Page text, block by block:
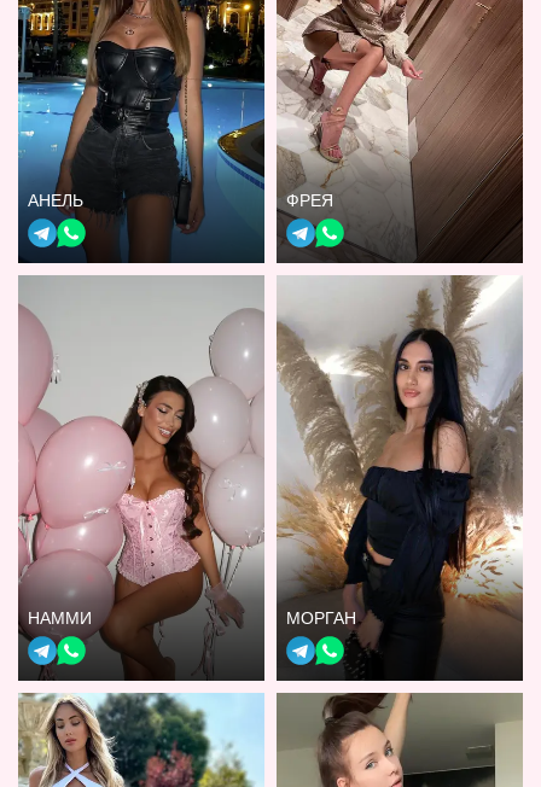
АНЕЛЬ ФРЕЯ
НАММИ МОРГАН